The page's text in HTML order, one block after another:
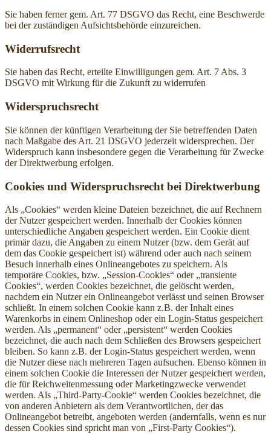
Sie haben ferner gem. Art. 77 DSGVO das Recht, eine Beschwerde
bei der zuständigen Aufsichtsbehörde einzureichen.
Widerrufsrecht
Sie haben das Recht, erteilte Einwilligungen gem. Art. 7 Abs. 3
DSGVO mit Wirkung für die Zukunft zu widerrufen
Widerspruchsrecht
Sie können der künftigen Verarbeitung der Sie betreffenden Daten
nach Maßgabe des Art. 21 DSGVO jederzeit widersprechen. Der
Widerspruch kann insbesondere gegen die Verarbeitung für Zwecke
der Direktwerbung erfolgen.
Cookies und Widerspruchsrecht bei Direktwerbung
Als „Cookies“ werden kleine Dateien bezeichnet, die auf Rechnern
der Nutzer gespeichert werden. Innerhalb der Cookies können
unterschiedliche Angaben gespeichert werden. Ein Cookie dient
primär dazu, die Angaben zu einem Nutzer (bzw. dem Gerät auf
dem das Cookie gespeichert ist) während oder auch nach seinem
Besuch innerhalb eines Onlineangebotes zu speichern. Als
temporäre Cookies, bzw. „Session-Cookies“ oder „transiente
Cookies“, werden Cookies bezeichnet, die gelöscht werden,
nachdem ein Nutzer ein Onlineangebot verlässt und seinen Browser
schließt. In einem solchen Cookie kann z.B. der Inhalt eines
Warenkorbs in einem Onlineshop oder ein Login-Status gespeichert
werden. Als „permanent“ oder „persistent“ werden Cookies
bezeichnet, die auch nach dem Schließen des Browsers gespeichert
bleiben. So kann z.B. der Login-Status gespeichert werden, wenn
die Nutzer diese nach mehreren Tagen aufsuchen. Ebenso können in
einem solchen Cookie die Interessen der Nutzer gespeichert werden,
die für Reichweitenmessung oder Marketingzwecke verwendet
werden. Als „Third-Party-Cookie“ werden Cookies bezeichnet, die
von anderen Anbietern als dem Verantwortlichen, der das
Onlineangebot betreibt, angeboten werden (andernfalls, wenn es nur
dessen Cookies sind spricht man von „First-Party Cookies“).